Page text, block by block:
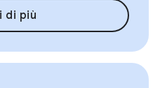
di più